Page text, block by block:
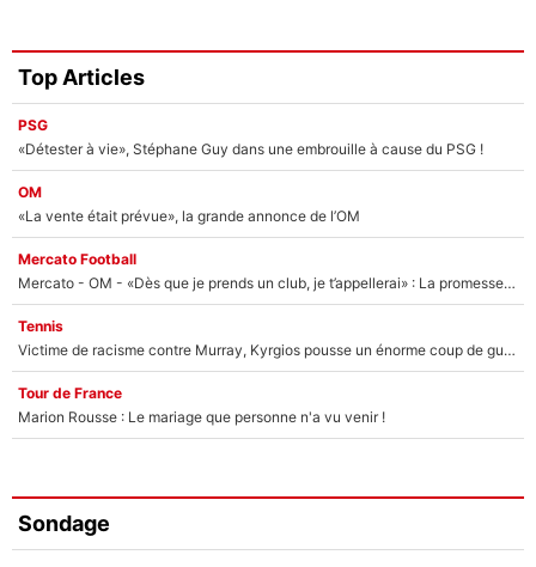
Top Articles
PSG
«Détester à vie», Stéphane Guy dans une embrouille à cause du PSG !
OM
«La vente était prévue», la grande annonce de l’OM
Mercato Football
Mercato - OM - «Dès que je prends un club, je t’appellerai» : La promesse de Marcelino au moment de claquer la porte
Tennis
Victime de racisme contre Murray, Kyrgios pousse un énorme coup de gueule !
Tour de France
Marion Rousse : Le mariage que personne n'a vu venir !
Sondage